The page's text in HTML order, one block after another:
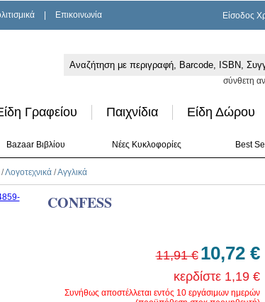
Επικοινωνία Είσοδος
σύνθετη
Γραφείου Παιχνίδια Είδη Δώρου
Bazaar Βιβλίου Νέες Κυκλοφορίες Best
/Λογοτεχνικά /Αγγλικά
CONFESS
11,91 € 10,72 €
κερδίστε 1,19 €
Συνήθως αποστέλλεται εντός 10 εργάσιμων ημερών